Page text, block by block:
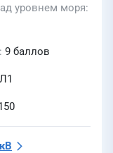
уровнем моря
9 баллов